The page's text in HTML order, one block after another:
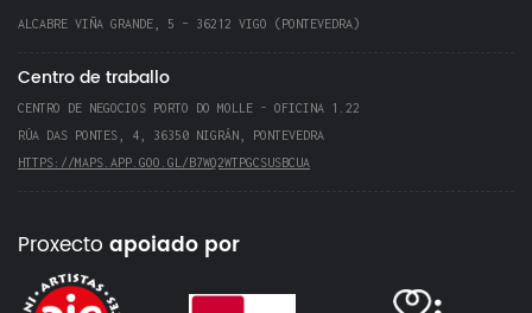
ALCABRE VIÑA GRANDE, 5 – 36212 VIGO (PONTEVEDRA)
Centro de traballo
CENTRO DE NEGOCIOS PORTO DO MOLLE - OFICINA 1.22
RÚA DAS PONTES, 4, 36350 NIGRÁN, PONTEVEDRA
HTTPS://MAPS.APP.GOO.GL/B7WQ2WTPGCSUSBCUA
Proxecto apoiado por